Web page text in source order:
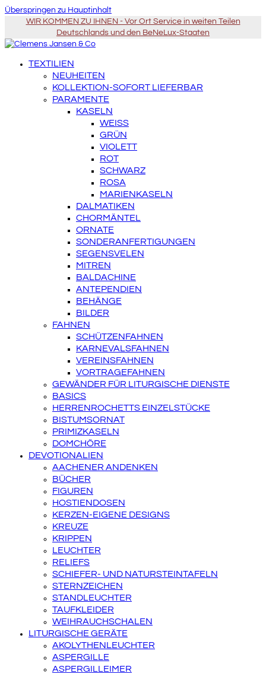
Überspringen zu Hauptinhalt
WIR KOMMEN ZU IHNEN - Vor Ort Service in weiten Teilen
Deutschlands und den BeNeLux-Staaten
TEXTILIEN
NEUHEITEN
KOLLEKTION-SOFORT LIEFERBAR
PARAMENTE
KASELN
WEISS
GRÜN
VIOLETT
ROT
SCHWARZ
ROSA
MARIENKASELN
DALMATIKEN
CHORMÄNTEL
ORNATE
SONDERANFERTIGUNGEN
SEGENSVELEN
MITREN
BALDACHINE
ANTEPENDIEN
BEHÄNGE
BILDER
FAHNEN
SCHÜTZENFAHNEN
KARNEVALSFAHNEN
VEREINSFAHNEN
VORTRAGEFAHNEN
GEWÄNDER FÜR LITURGISCHE DIENSTE
BASICS
HERRENROCHETTS EINZELSTÜCKE
BISTUMSORNAT
PRIMIZKASELN
DOMCHÖRE
DEVOTIONALIEN
AACHENER ANDENKEN
BÜCHER
FIGUREN
HOSTIENDOSEN
KERZEN-EIGENE DESIGNS
KREUZE
KRIPPEN
LEUCHTER
RELIEFS
SCHIEFER- UND NATURSTEINTAFELN
STERNZEICHEN
STANDLEUCHTER
TAUFKLEIDER
WEIHRAUCHSCHALEN
LITURGISCHE GERÄTE
AKOLYTHENLEUCHTER
ASPERGILLE
ASPERGILLEIMER